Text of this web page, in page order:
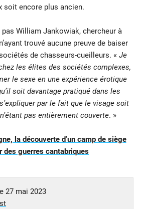
soit encore plus ancien.
pas William Jankowiak, chercheur à
trouvé aucune preuve de baiser
de chasseurs-cueilleurs. « Je
les élites des sociétés complexes,
le sexe en une expérience érotique
soit davantage pratiqué dans les
par le fait que le visage soit
pas entièrement couverte. »
la découverte d’un camp de siège
des guerres cantabriques
27 mai 2023